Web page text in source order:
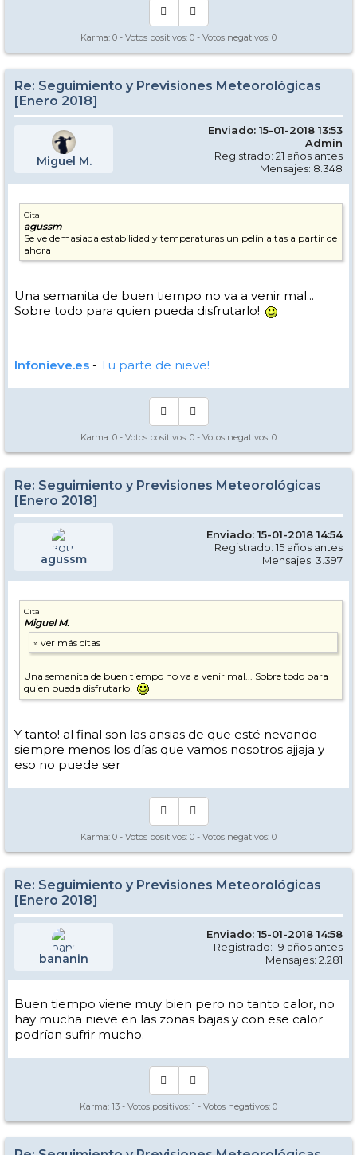
Karma: 0 - Votos positivos: 0 - Votos negativos: 0
Re: Seguimiento y Previsiones Meteorológicas
[Enero 2018]
Miguel M.
Enviado: 15-01-2018 13:53
Admin
Registrado: 21 años antes
Mensajes: 8.348
Cita
agussm
Se ve demasiada estabilidad y temperaturas un pelín altas a partir de
ahora
Una semanita de buen tiempo no va a venir mal...
Sobre todo para quien pueda disfrutarlo!
Infonieve.es - Tu parte de nieve!
Karma: 0 - Votos positivos: 0 - Votos negativos: 0
Re: Seguimiento y Previsiones Meteorológicas
[Enero 2018]
agussm
Enviado: 15-01-2018 14:54
Registrado: 15 años antes
Mensajes: 3.397
Cita
Miguel M.
Una semanita de buen tiempo no va a venir mal... Sobre todo para
quien pueda disfrutarlo!
Y tanto! al final son las ansias de que esté nevando
siempre menos los días que vamos nosotros ajjaja y
eso no puede ser
Karma: 0 - Votos positivos: 0 - Votos negativos: 0
Re: Seguimiento y Previsiones Meteorológicas
[Enero 2018]
bananin
Enviado: 15-01-2018 14:58
Registrado: 19 años antes
Mensajes: 2.281
Buen tiempo viene muy bien pero no tanto calor, no
hay mucha nieve en las zonas bajas y con ese calor
podrían sufrir mucho.
Karma: 13 - Votos positivos: 1 - Votos negativos: 0